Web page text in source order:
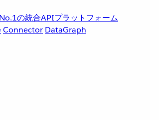
の統合APIプラットフォーム
Connector DataGraph